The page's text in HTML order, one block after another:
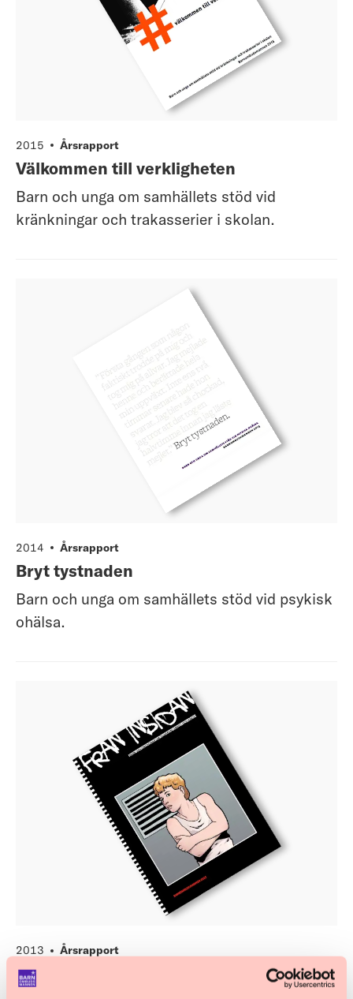
2015 Årsrapport
Välkommen till verkligheten
Barn och unga om samhällets stöd vid
kränkningar och trakasserier i skolan.
2014 Årsrapport
Bryt tystnaden
Barn och unga om samhällets stöd vid psykisk
ohälsa.
2013 Årsrapport
Från insidan